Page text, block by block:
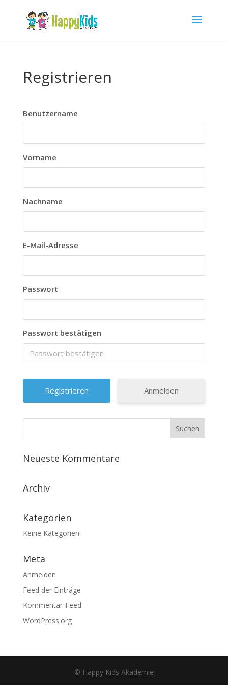
Registrieren
Benutzername
Vorname
Nachname
E-Mail-Adresse
Passwort
Passwort bestätigen
Anmelden
Neueste Kommentare
Archiv
Kategorien
Keine Kategorien
Meta
Anmelden
Feed der Einträge
Kommentar-Feed
WordPress.org
© Happy Kids Akademie